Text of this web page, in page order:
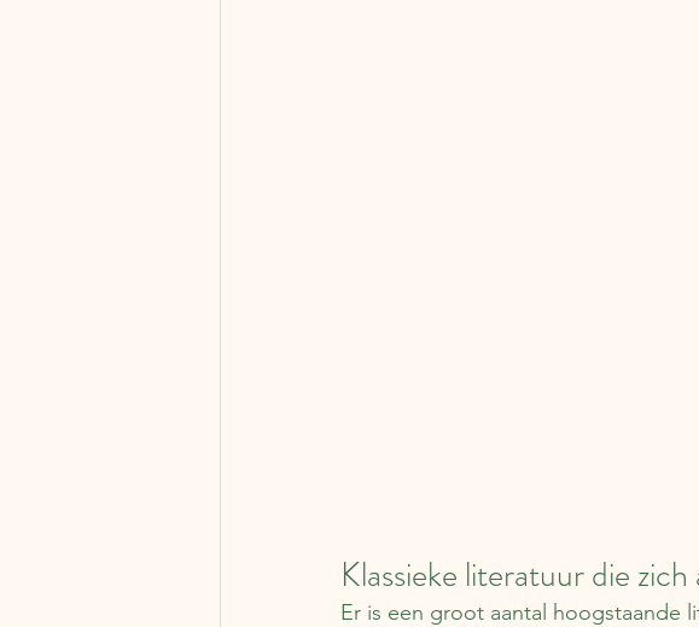
Klassieke literatuur die
Er is een groot aantal hoogstaande